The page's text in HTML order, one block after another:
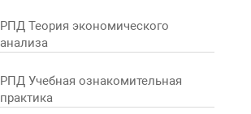
РПД Теория экономического
анализа
РПД Учебная ознакомительная
практика